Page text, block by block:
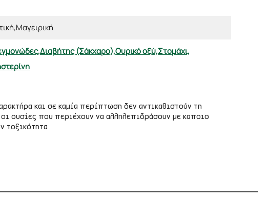
Μαγειρική
Διαβήτης (Σάκχαρο),Ουρικό οξύ,Στομάχι,
και σε καμία περίπτωση δεν αντικαθιστούν τη
ουσίες που περιέχουν να αλληλεπιδράσουν με καποιο
τοξικότητα